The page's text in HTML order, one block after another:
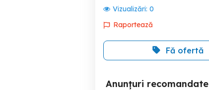
Vizualizări: 0
Raportează
Fă ofertă
Anunțuri recomandate